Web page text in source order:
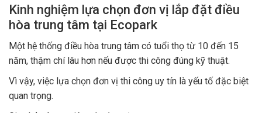
Kinh nghiệm lựa chọn đơn vị lắp đặt điều
hòa trung tâm tại Ecopark
Một hệ thống điều hòa trung tâm có tuổi thọ từ 10 đến 15
năm, thậm chí lâu hơn nếu được thi công đúng kỹ thuật.
Vì vậy, việc lựa chọn đơn vị thi công uy tín là yếu tố đặc biệt
quan trọng.